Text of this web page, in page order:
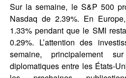
Sur la semaine, le S&P 500
Nasdaq de 2.39%. En
1.33% pendant que le SMI
0.29%. L’attention des
semaine, principalement
diplomatiques entre les États-